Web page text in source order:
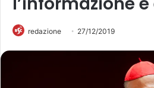
redazione 27/12/2019